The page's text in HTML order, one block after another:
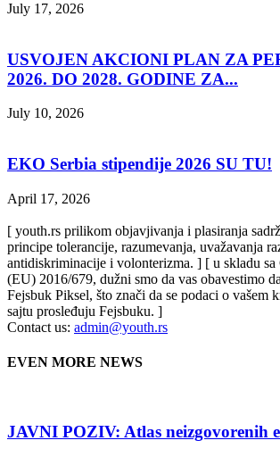
July 17, 2026
USVOJEN AKCIONI PLAN ZA
2026. DO 2028. GODINE ZA...
July 10, 2026
EKO Serbia stipendije 2026 SU TU!
April 17, 2026
[ youth.rs prilikom objavjivanja i plasiranja
principe tolerancije, razumevanja, uvažavanja
antidiskriminacije i volonterizma. ] [ u skladu
(EU) 2016/679, dužni smo da vas obavestimo
Fejsbuk Piksel, što znači da se podaci o vašem
sajtu prosleđuju Fejsbuku. ]
Contact us: admin@youth.rs
EVEN MORE NEWS
JAVNI POZIV: Atlas neizgovorenih